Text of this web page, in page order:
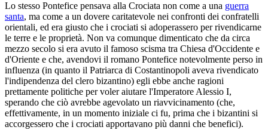
Lo stesso Pontefice pensava alla Crociata non come a una guerra
santa, ma come a un dovere caritatevole nei confronti dei confratelli
orientali, ed era giusto che i crociati si adoperassero per rivendicarne
le terre e le proprietà. Non va comunque dimenticato che da circa
mezzo secolo si era avuto il famoso scisma tra Chiesa d'Occidente e
d'Oriente e che, avendovi il romano Pontefice notevolmente perso in
influenza (in quanto il Patriarca di Costantinopoli aveva rivendicato
l'indipendenza del clero bizantino) egli ebbe anche ragioni
prettamente politiche per voler aiutare l'Imperatore Alessio I,
sperando che ciò avrebbe agevolato un riavvicinamento (che,
effettivamente, in un momento iniziale ci fu, prima che i bizantini si
accorgessero che i crociati apportavano più danni che benefici).